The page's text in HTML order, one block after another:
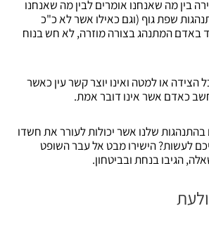
בין מה שאנחנו אומרים לבין מה שאנחנו
שפת גוף (וגם כאילו אשר לא כ"כ
באדם המתנהג בצורה מוזרה, לא חש בנוח
או למטה ואינו יוצר קשר עין כאשר
כאדם אשר אינו דובר אמת.
בהתנהגות שלנו אשר יכולות לעורר את חשדו
לעשות? הישירו מבט אל עבר השופט
הגיבו בנחת ובביטחון.